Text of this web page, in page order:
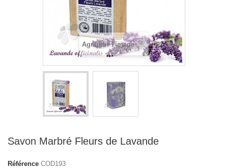
Agrandir l'image
Savon Marbré Fleurs de Lavande
Référence COD193